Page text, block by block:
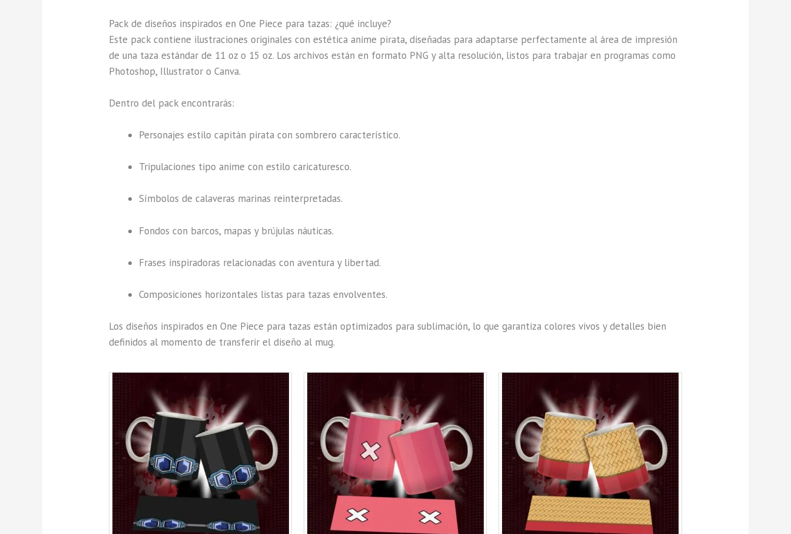
Pack de diseños inspirados en One Piece para tazas: ¿qué incluye?
Este pack contiene ilustraciones originales con estética anime pirata, diseñadas para adaptarse perfectamente al área de impresión
de una taza estándar de 11 oz o 15 oz. Los archivos están en formato PNG y alta resolución, listos para trabajar en programas como
Photoshop, Illustrator o Canva.
Dentro del pack encontrarás:
Personajes estilo capitán pirata con sombrero característico.
Tripulaciones tipo anime con estilo caricaturesco.
Símbolos de calaveras marinas reinterpretadas.
Fondos con barcos, mapas y brújulas náuticas.
Frases inspiradoras relacionadas con aventura y libertad.
Composiciones horizontales listas para tazas envolventes.
Los diseños inspirados en One Piece para tazas están optimizados para sublimación, lo que garantiza colores vivos y detalles bien
definidos al momento de transferir el diseño al mug.